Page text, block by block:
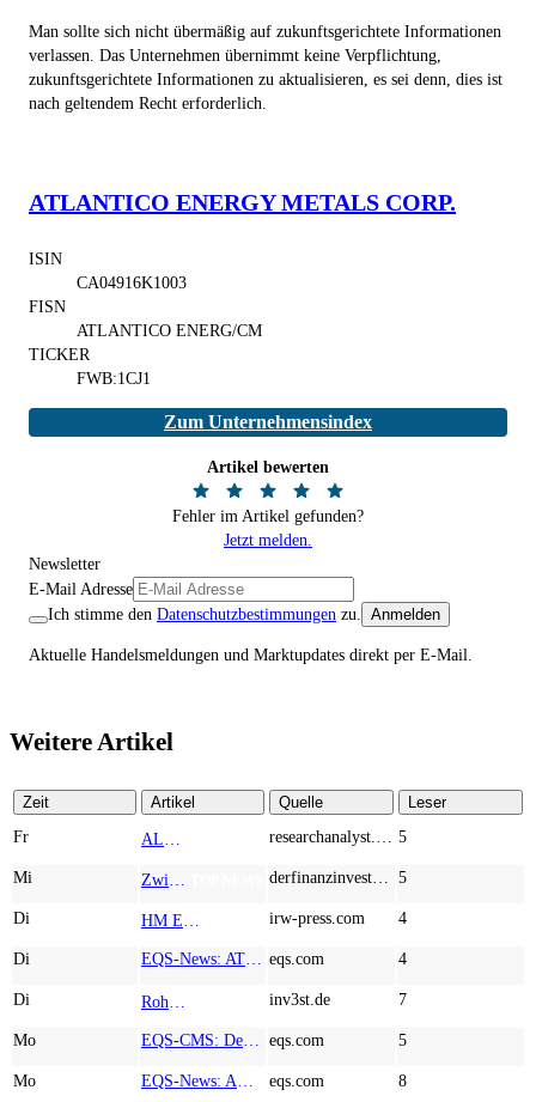
Man sollte sich nicht übermäßig auf zukunftsgerichtete Informationen
verlassen. Das Unternehmen übernimmt keine Verpflichtung,
zukunftsgerichtete Informationen zu aktualisieren, es sei denn, dies ist
nach geltendem Recht erforderlich.
ATLANTICO ENERGY METALS CORP.
ISIN
CA04916K1003
FISN
ATLANTICO ENERG/CM
TICKER
FWB:1CJ1
Zum Unternehmensindex
Artikel bewerten
Fehler im Artikel gefunden?
Jetzt melden.
Newsletter
E-Mail Adresse
Ich stimme den Datenschutzbestimmungen zu. Anmelden
Aktuelle Handelsmeldungen und Marktupdates direkt per E-Mail.
Weitere Artikel
Zeit Artikel Quelle
Leser
Fr
5
Mi 5
Di irw-press.com 4
Di eqs.com 4
Di inv3st.de 7
Mo eqs.com 5
Mo eqs.com 8